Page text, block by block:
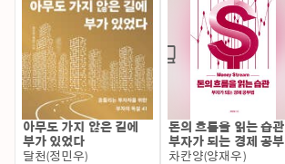
아무도 가지 않은 길에
부가 있었다
달천(정민우)
돈의 흐름을 읽는 습관
부자가 되는 경제 공부
법: 부자가 되는 경제 공
차칸양(양재우)